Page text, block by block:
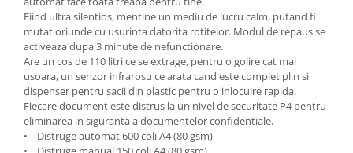
Ceasuri smart - Smartwatch
Baterii externe - Powerbanks
Accesorii localizare (FindMy)
Cartuse, tonere, consumabile PC
Standuri PC si suporturi
ergonomice
Fiind ultra silentios, mentine un mediu de lucru calm, putand fi
mutat oriunde cu usurinta datorita rotitelor. Modul de repaus se
activeaza dupa 3 minute de nefunctionare.
Are un cos de 110 litri ce se extrage, pentru o golire cat mai
usoara, un senzor infrarosu ce arata cand este complet plin si
dispenser pentru sacii din plastic pentru o inlocuire rapida.
Fiecare document este distrus la un nivel de securitate P4 pentru
eliminarea in siguranta a documentelor confidentiale.
• Distruge automat 600 coli A4 (80 gsm)